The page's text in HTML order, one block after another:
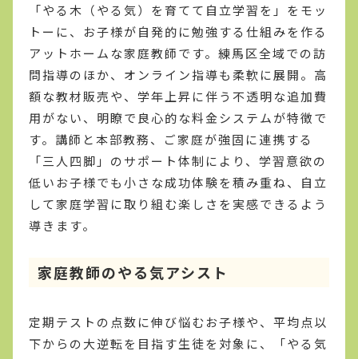
「やる木（やる気）を育てて自立学習を」をモッ
トーに、お子様が自発的に勉強する仕組みを作る
アットホームな家庭教師です。練馬区全域での訪
問指導のほか、オンライン指導も柔軟に展開。高
額な教材販売や、学年上昇に伴う不透明な追加費
用がない、明瞭で良心的な料金システムが特徴で
す。講師と本部教務、ご家庭が強固に連携する
「三人四脚」のサポート体制により、学習意欲の
低いお子様でも小さな成功体験を積み重ね、自立
して家庭学習に取り組む楽しさを実感できるよう
導きます。
家庭教師のやる気アシスト
定期テストの点数に伸び悩むお子様や、平均点以
下からの大逆転を目指す生徒を対象に、「やる気